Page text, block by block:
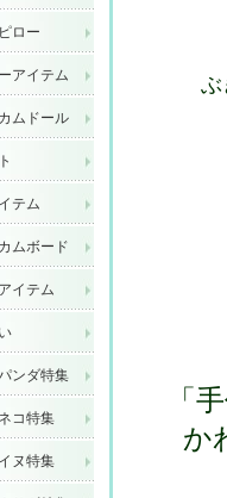
ロー
アイテム
ムドール
テム
ムボード
イテム
ンダ特集
コ特集
ヌ特集
ぶ
「
か